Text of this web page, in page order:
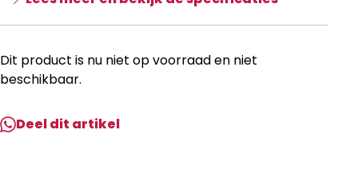
Dit product is nu niet op voorraad en niet
beschikbaar.
Deel dit artikel